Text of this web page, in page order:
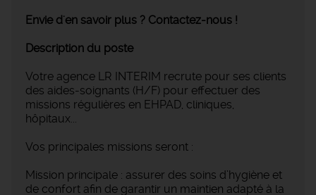
Envie d'en savoir plus ? Contactez-nous !
Description du poste
Votre agence LR INTERIM recrute pour ses clients
des aides-soignants (H/F) pour effectuer des
missions régulières en EHPAD, cliniques,
hôpitaux...
Vos principales missions seront :
Mission principale : assurer des soins d’hygiène et
de confort afin de garantir un maintien adapté à la